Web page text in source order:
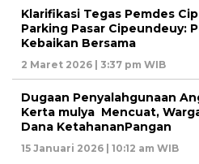
Klarifikasi Tegas Pemdes
Parking Pasar Cipeundeuy:
Kebaikan Bersama
2 Maret 2026 | 3:37 pm WIB
Dugaan Penyalahgunaan
Kerta mulya Mencuat,
Dana KetahananPangan
15 Januari 2026 | 10:12 am WIB